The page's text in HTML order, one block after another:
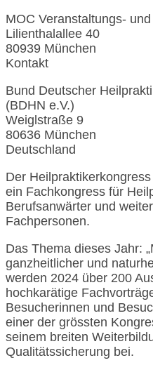
MOC Veranstaltungs-
Lilienthalallee 40
80939 München
Kontakt
Bund Deutscher
(BDHN e.V.)
Weiglstraße 9
80636 München
Deutschland
Der
ein Fachkongress für
Berufsanwärter und
Fachpersonen.
Das Thema dieses Jahr:
ganzheitlicher und
werden 2024 über 200
hochkarätige
Besucherinnen und
einer der grössten
seinem breiten
Qualitätssicherung bei.